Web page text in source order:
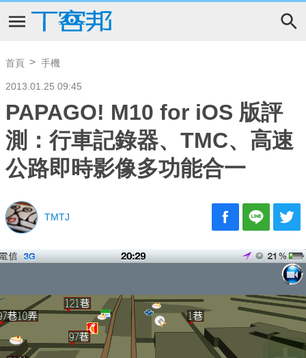
首頁 手機
2013.01.25 09:45
PAPAGO! M10 for iOS 版評
測：行車記錄器、TMC、高速
公路即時影像多功能合一
TMTJ